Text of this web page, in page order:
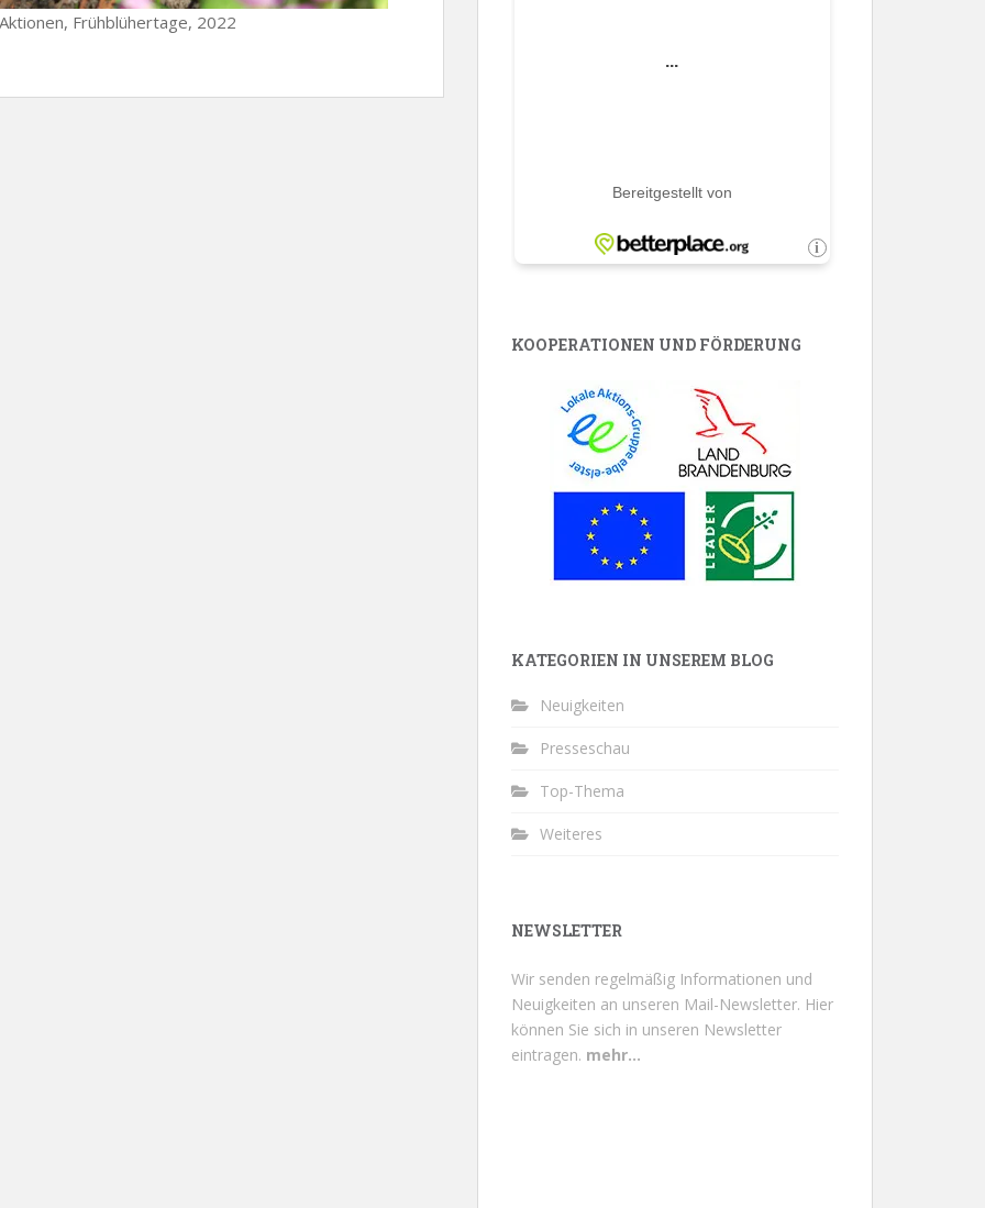
Frühblühertage, 2022
KOOPERATIONEN UND FÖRDERUNG
KATEGORIEN IN UNSEREM BLOG
Neuigkeiten
Presseschau
Top-Thema
Weiteres
NEWSLETTER
Wir senden regelmäßig Informationen und
Neuigkeiten an unseren Mail-Newsletter. Hier
können Sie sich in unseren Newsletter
eintragen. mehr...